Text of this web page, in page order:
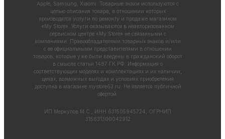
Apple, Samsung, Xiaomi. Товарные знаки используются с
целью описания товара, в отношении которых
производятся услуги по ремонту и продаже магазином
«My Store». Услуги оказываются в неавторизованном
сервисном центре «My Store» не связанными с
компаниями. Правообладателями товарных знаков и/или
с ее официальными представителями в отношении
товаров, которые уже были введены в гражданский оборот
в смысле статьи 1487 ГК РФ. Информация о
соответствующих моделях и комплектациях и их наличии,
ценах, возможных выгодах и условиях приобретения
доступна в магазине mystore63.ru . Не является публичной
офертой.
ИП Меркулов М.С., ИНН 631505945724, ОГРНИП
315631300042912